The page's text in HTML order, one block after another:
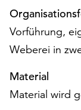
Möchten
Sie
die
verwendeten
anpassen,
erreichen
Vorführung,
Weberei in
Material
Material wird